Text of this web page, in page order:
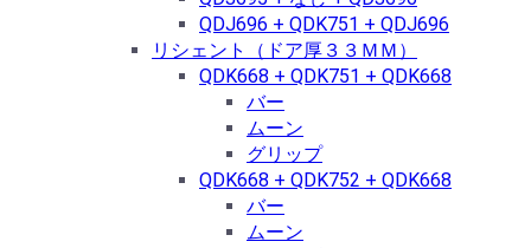
QDJ696 + QDK751 + QDJ696
リシェント（ドア厚３３ＭＭ）
QDK668 + QDK751 + QDK668
バー
ムーン
グリップ
QDK668 + QDK752 + QDK668
バー
ムーン